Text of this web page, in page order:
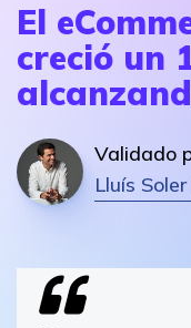
El
creció un
Validado
Lluís